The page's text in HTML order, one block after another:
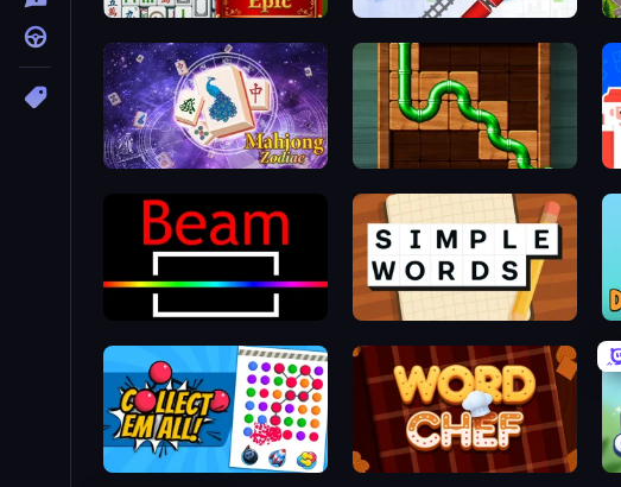
Mahjong Epic Metro Connect
Mahjong Solitaire Zodiac Pipe Puzzle
Simple Words
Word Chef